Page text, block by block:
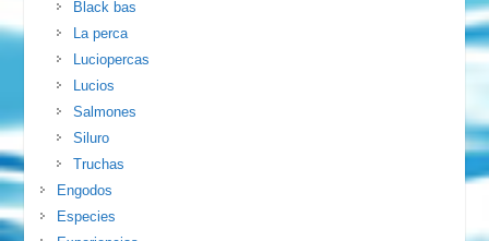
Black bas
La perca
Luciopercas
Lucios
Salmones
Siluro
Truchas
Engodos
Especies